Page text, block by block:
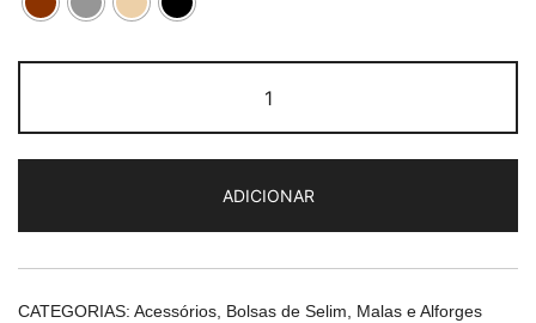
de
Selle
Grappa
British
ADICIONAR
CATEGORIAS: Acessórios Bolsas de Selim
Malas e Alforges